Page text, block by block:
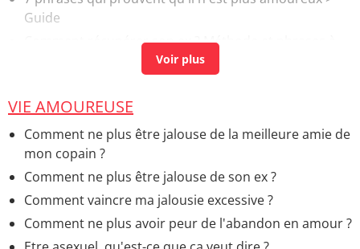
Guide
Comment récupérer son ex ? Méthode et phrases à
> Accueil - Rupture
sérieuse> Accueil - Vie amoureuse
Soyez forte : les signes qui montrent qu'il en aime
(peut-être) une autre
> Accueil - Vie amoureuse
Taille du pénis : au repos, en érection, micro-pénis
Accueil - Santé de l'homme
VIE AMOUREUSE
Comment ne plus être jalouse de la meilleure amie de
mon copain ?
Comment ne plus être jalouse de son ex ?
Comment vaincre ma jalousie excessive ?
Comment ne plus avoir peur de l'abandon en amour ?